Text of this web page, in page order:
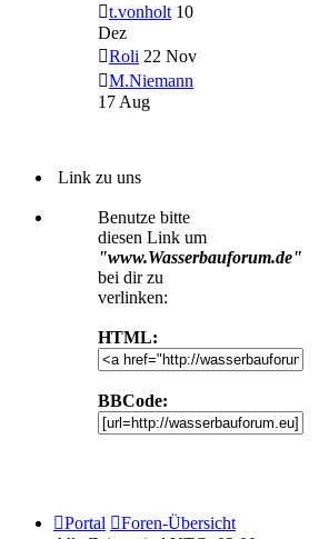
t.vonholt 10
Dez
Roli 22 Nov
M.Niemann
17 Aug
Link zu uns
Benutze bitte
diesen Link um
"www.Wasserbauforum.de"
bei dir zu
verlinken:
HTML:
BBCode:
Portal
Foren-Übersicht